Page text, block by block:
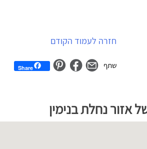
חזרה לעמוד הקודם
Share
אזור נחלת בנימין